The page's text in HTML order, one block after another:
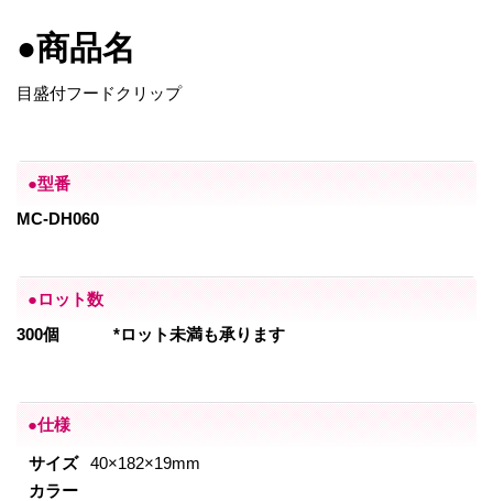
●商品名
目盛付フードクリップ
●型番
MC-DH060
●ロット数
300個 *ロット未満も承ります
●仕様
サイズ
40×182×19mm
カラー